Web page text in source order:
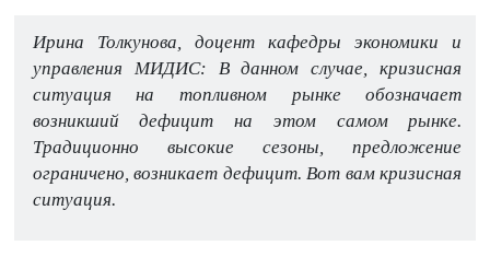
Ирина Толкунова, доцент кафедры экономики и
управления МИДИС: В данном случае, кризисная
ситуация на топливном рынке обозначает
возникший дефицит на этом самом рынке.
Традиционно высокие сезоны, предложение
ограничено, возникает дефицит. Вот вам кризисная
ситуация.